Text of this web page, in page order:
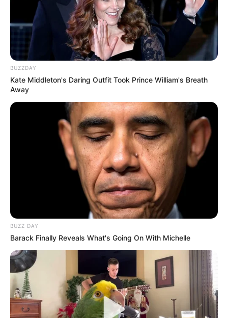
BUZZDAY
Kate Middleton's Daring Outfit Took Prince William's Breath
Away
BUZZ DAY
Barack Finally Reveals What's Going On With Michelle